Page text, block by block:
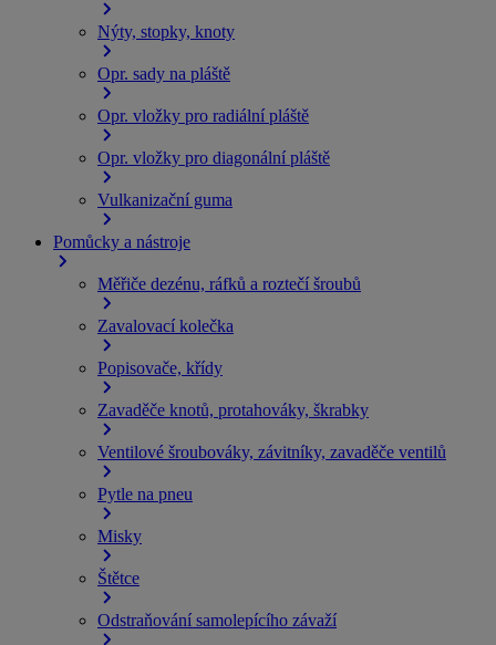
Nýty, stopky, knoty
Opr. sady na pláště
Opr. vložky pro radiální pláště
Opr. vložky pro diagonální pláště
Vulkanizační guma
Pomůcky a nástroje
Měřiče dezénu, ráfků a roztečí šroubů
Zavalovací kolečka
Popisovače, křídy
Zavaděče knotů, protahováky, škrabky
Ventilové šroubováky, závitníky, zavaděče ventilů
Pytle na pneu
Misky
Štětce
Odstraňování samolepícího závaží